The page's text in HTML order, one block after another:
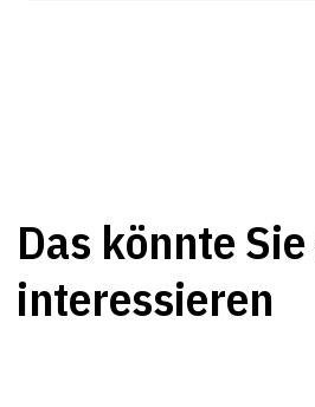
Das könnte
interessieren